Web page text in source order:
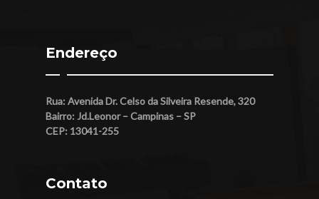
Endereço
Rua: Avenida Dr. Celso da Silveira Resende, 320
Bairro: Jd.Leonor – Campinas – SP
CEP: 13041-255
Contato